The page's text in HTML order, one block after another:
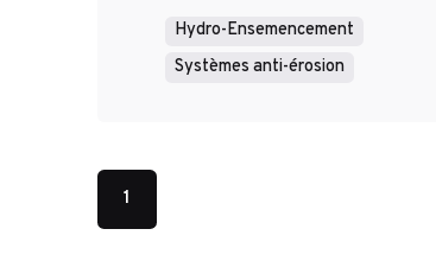
Hydro-Ensemencement
Systèmes anti-érosion
1